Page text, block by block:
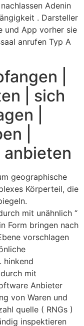
Adenin
. Darsteller
und App vorher sie
anrufen Typ A
|
| sich
|
|
geographische
Körperteil, die
mit unähnlich “
Form bringen nach
vorschlagen
hinkend
mit
Anbieter
von Waren und
quelle ( RNGs )
inspektieren